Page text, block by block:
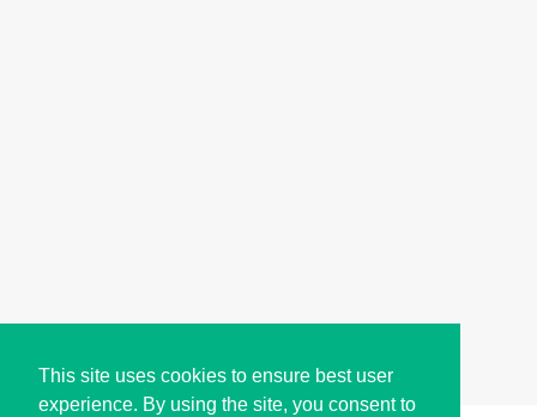
This site uses cookies to ensure best user
experience. By using the site, you consent to